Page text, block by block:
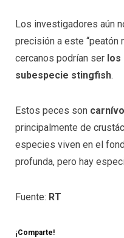
Los investigadores aún
precisión a este “peatón
cercanos podrían ser
subespecie stingfish.
Estos peces son
principalmente de
especies viven en el
profunda, pero hay
Fuente: RT
¡Comparte!